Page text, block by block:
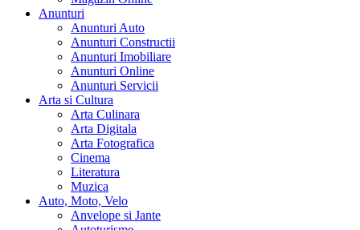
Anunturi
Anunturi Auto
Anunturi Constructii
Anunturi Imobiliare
Anunturi Online
Anunturi Servicii
Arta si Cultura
Arta Culinara
Arta Digitala
Arta Fotografica
Cinema
Literatura
Muzica
Auto, Moto, Velo
Anvelope si Jante